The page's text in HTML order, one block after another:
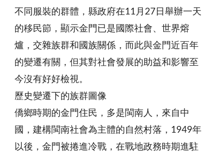
不同服裝的群體，縣政府在11月27日舉辦一天
的移民節，顯示金門已是國際社會、世界熔
爐，交雜族群和國族關係，而此與金門近百年
的變遷有關，但其對社會發展的助益和影響至
今沒有好好檢視。
歷史變遷下的族群圖像
僑鄉時期的金門住民，多是閩南人，來自中
國，建構閩南社會為主體的自然村落，1949年
以後，金門被捲進冷戰，在戰地政務時期進駐